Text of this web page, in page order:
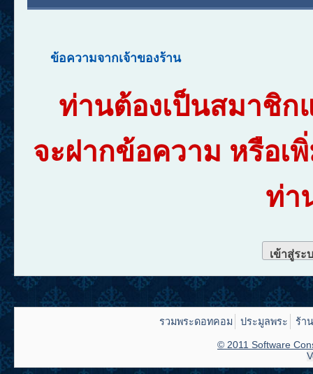
ข้อความจากเจ้าของร้าน
ท่านต้องเป็นสมาชิก
จะฝากข้อความ หรือเ
ท่า
เข้าสู่ระ
รวมพระดอทคอม ประมูลพระ ร้า
© 2011 Software